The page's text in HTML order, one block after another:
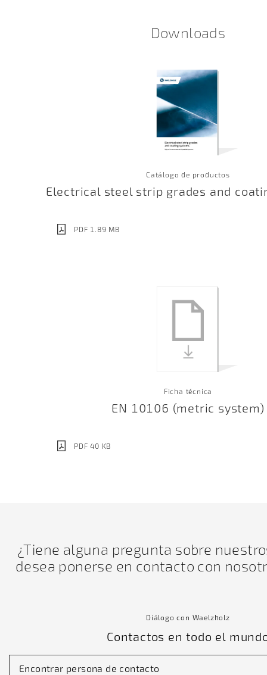
Downloads
Catálogo de productos
Electrical steel strip grades and
PDF 1.89 MB
Ficha técnica
EN 10106 (metric system)
PDF 40 KB
¿Tiene alguna pregunta sobre
desea ponerse en contacto con
Diálogo con Waelzholz
Contactos en todo el
Encontrar persona de contacto